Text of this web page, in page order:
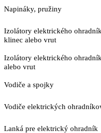
Napináky, pružiny
Izolátory elektrického
klinec alebo vrut
Izolátory elektrického
alebo vrut
Vodiče a spojky
Vodiče elektrických
Lanká pre elektrický ohradník